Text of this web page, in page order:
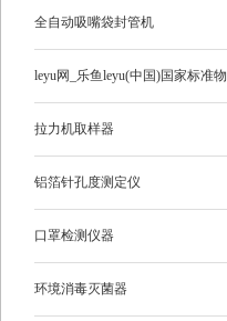
全自动吸嘴袋封管机
leyu网_乐鱼leyu(中国)国家标准物
质
拉力机取样器
铝箔针孔度测定仪
口罩检测仪器
环境消毒灭菌器